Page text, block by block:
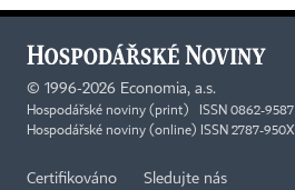
© 1996-2026 Economia, a.s.
Hospodářské noviny (print) ISSN 0862-9587
Hospodářské noviny (online) ISSN 2787-950X
Certifikováno Sledujte nás